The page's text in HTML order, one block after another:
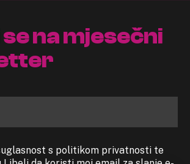
na mjesečni
s politikom privatnosti te